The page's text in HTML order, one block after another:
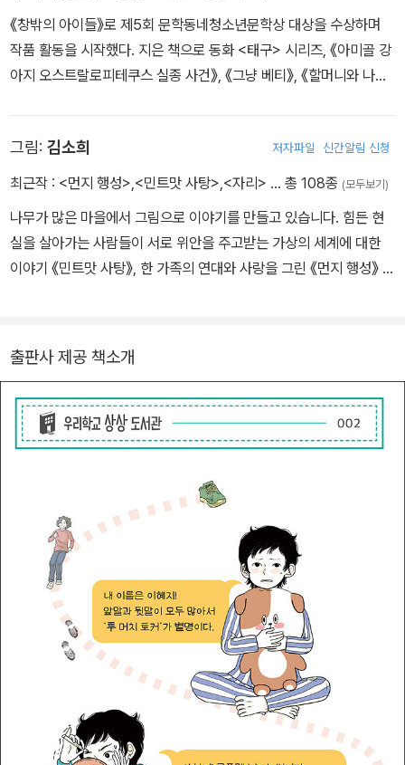
《창밖의 아이들》로 제5회 문학동네청소년문학상 대상을 수상하며
작품 활동을 시작했다. 지은 책으로 동화 <태구> 시리즈, 《아미골 강
아지 오스트랄로피테쿠스 실종 사건》, 《그냥 베티》, 《할머니와 나의
그림: 김소희 저자파일 신간알림 신청
최근작 : <먼지 행성> <민트맛 사탕> <자리> … 총 108종 (모두보기)
나무가 많은 마을에서 그림으로 이야기를 만들고 있습니다. 힘든 현
실을 살아가는 사람들이 서로 위안을 주고받는 가상의 세계에 대한
이야기 《민트맛 사탕》, 한 가족의 연대와 사랑을 그린 《먼지 행성》 등
출판사 제공 책소개